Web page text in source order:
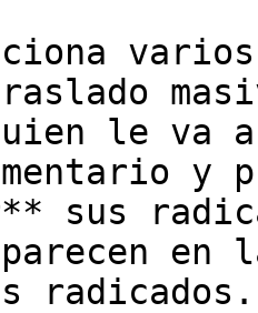
le va
y
sus
en
radicados.